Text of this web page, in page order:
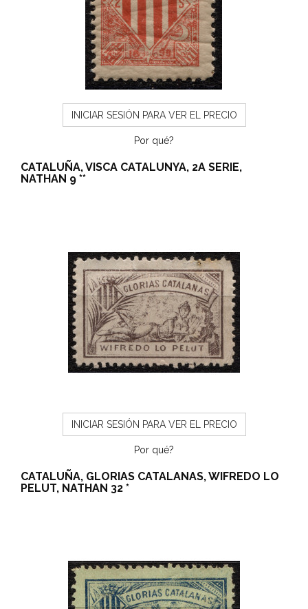
INICIAR SESIÓN PARA VER EL PRECIO
Por qué?
CATALUÑA, VISCA CATALUNYA, 2A SERIE,
NATHAN 9 **
INICIAR SESIÓN PARA VER EL PRECIO
Por qué?
CATALUÑA, GLORIAS CATALANAS, WIFREDO LO
PELUT, NATHAN 32 *